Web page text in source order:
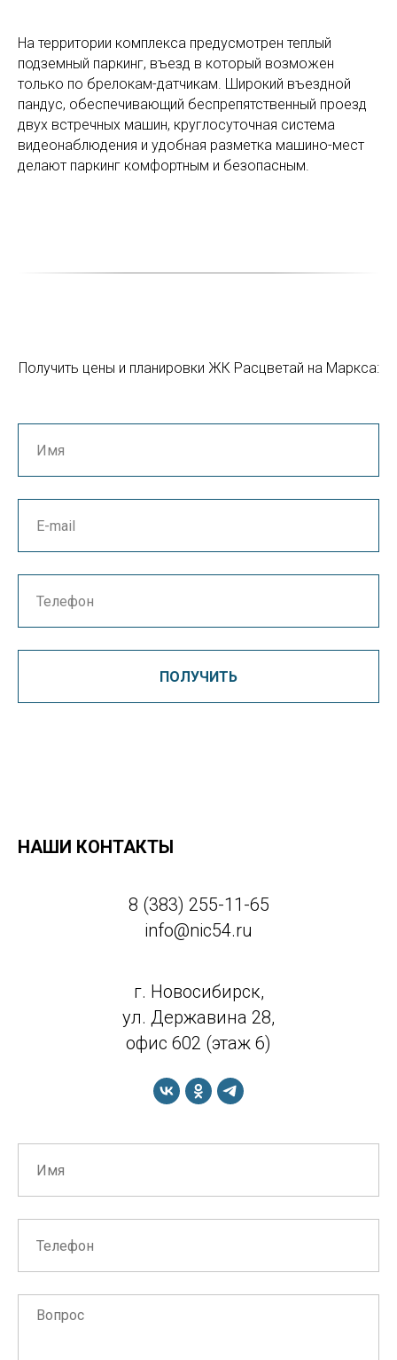
На территории комплекса предусмотрен теплый
подземный паркинг, въезд в который возможен
только по брелокам-датчикам. Широкий въездной
пандус, обеспечивающий беспрепятственный проезд
двух встречных машин, круглосуточная система
видеонаблюдения и удобная разметка машино-мест
делают паркинг комфортным и безопасным.
Получить цены и планировки ЖК Расцветай на Маркса:
ПОЛУЧИТЬ
НАШИ КОНТАКТЫ
8 (383) 255-11-65
info@nic54.ru
г. Новосибирск,
ул. Державина 28,
офис 602 (этаж 6)